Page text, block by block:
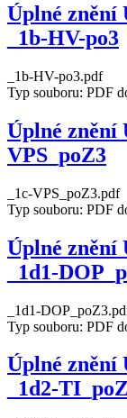
Úplné znění
_1b-HV-po3
_1b-HV-po3.pdf
Typ souboru: PDF
Úplné znění
VPS_poZ3
_1c-VPS_poZ3.pdf
Typ souboru: PDF
Úplné znění
_1d1-
_1d1-
Typ souboru: PDF
Úplné znění
_1d2-